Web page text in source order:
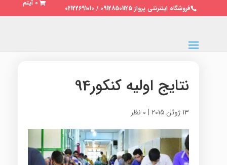
فروشگاه اینترنتی پرواز 09128501125 / 02122691010
0 آیتم
نتایج اولیه کنکور94
13 ژوئن 2015 | 0 نظر